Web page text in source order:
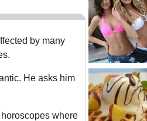
by many
He asks him
where